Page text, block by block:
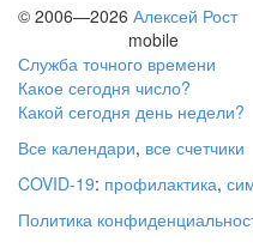
© 2006—2026 Алексей Рост
mobile
Служба точного времени
Какое сегодня число?
Какой сегодня день недели?
Все календари, все счетчики
COVID-19: профилактика,
Политика